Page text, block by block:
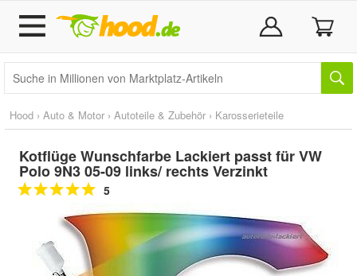
Hood › Auto & Motor › Autoteile & Zubehör › Karosserieteile
Kotflüge Wunschfarbe Lackiert passt für VW
Polo 9N3 05-09 links/ rechts Verzinkt
5